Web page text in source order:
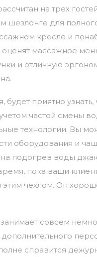
на трех
шезлонге для
кресле и
оценят массажное
и отличную
будет приятно узнать,
частой смены
технологии. Вы
оборудования и
подогрев воды
пока ваши
этим чехлом. Он
совсем
справится